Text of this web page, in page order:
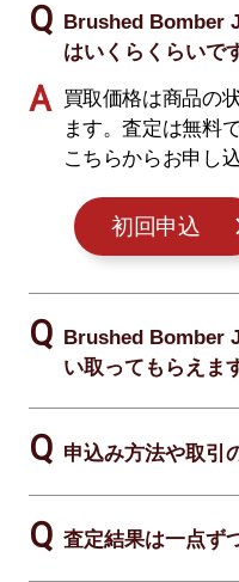
Brushed Bomber
はいくらくらいで
買取価格は商品の
ます。査定は無料
こちらからお申し
初回申込
Brushed Bomber
い取ってもらえま
申込み方法や取引
査定結果は一点ず